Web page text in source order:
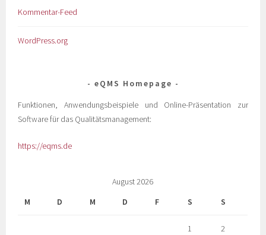
Kommentar-Feed
WordPress.org
eQMS Homepage
Funktionen, Anwendungsbeispiele und Online-Präsentation zur
Software für das Qualitätsmanagement:
https://eqms.de
August 2026
M
D M D F S S
1 2